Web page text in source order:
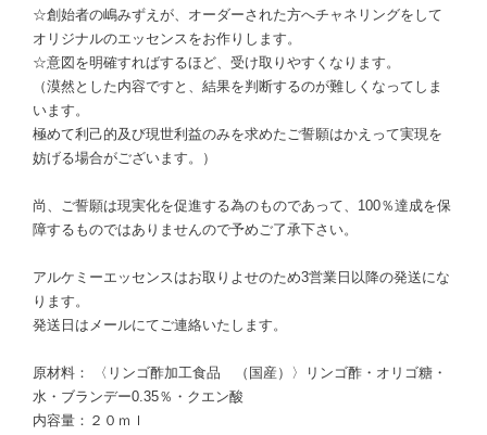
☆創始者の嶋みずえが、オーダーされた方へチャネリングをして
オリジナルのエッセンスをお作りします。
☆意図を明確すればするほど、受け取りやすくなります。
（漠然とした内容ですと、結果を判断するのが難しくなってしま
います。
極めて利己的及び現世利益のみを求めたご誓願はかえって実現を
妨げる場合がございます。）
尚、ご誓願は現実化を促進する為のものであって、100％達成を保
障するものではありませんので予めご了承下さい。
アルケミーエッセンスはお取りよせのため3営業日以降の発送にな
ります。
発送日はメールにてご連絡いたします。
原材料： 〈リンゴ酢加工食品 （国産）〉リンゴ酢・オリゴ糖・
水・ブランデー0.35％・クエン酸
内容量：２０ｍｌ